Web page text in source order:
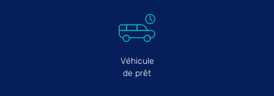
Véhicule
de prêt